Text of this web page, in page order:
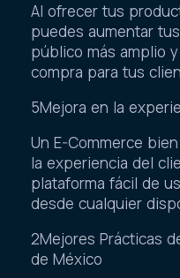
Al ofrecer tus
puedes aumentar
público más amplio
compra para tus
5Mejora en la
Un E-Commerce
la experiencia del
plataforma fácil de
desde cualquier
2Mejores Prácticas
de México